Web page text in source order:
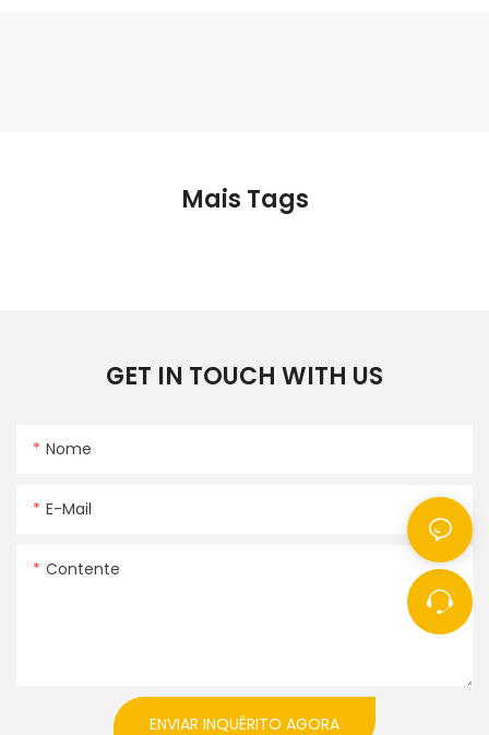
Mais Tags
GET IN TOUCH WITH US
Nome
E-Mail
Contente
ENVIAR INQUÉRITO AGORA